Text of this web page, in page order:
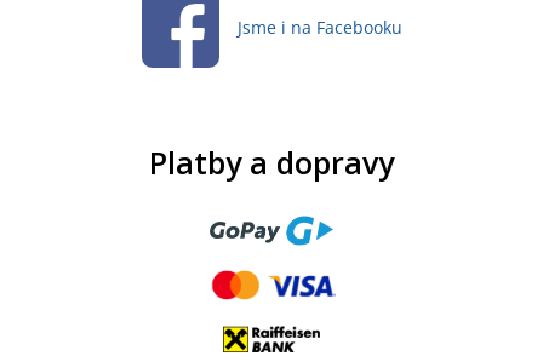
Jsme i na Facebooku
Platby a dopravy